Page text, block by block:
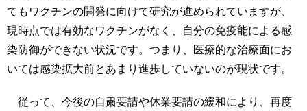
通
ク
セ
ス
サ
てもワクチンの開発に向けて研究が進められていますが、
現時点では有効なワクチンがなく、自分の免疫能による感
染防御ができない状況です。つまり、医療的な治療面にお
いては感染拡大前とあまり進歩していないのが現状です。
従って、今後の自粛要請や休業要請の緩和により、再度